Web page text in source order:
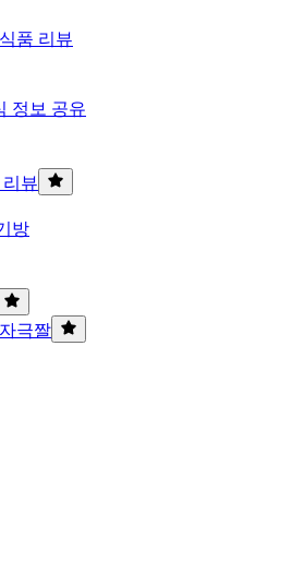
품 리뷰
정보 공유
뷰
방
극짤